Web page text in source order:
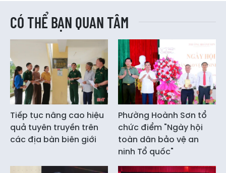
CÓ THỂ BẠN QUAN TÂM
Tiếp tục nâng cao hiệu
quả tuyên truyền trên
các địa bàn biên giới
Phường Hoành Sơn tổ
chức điểm "Ngày hội
toàn dân bảo vệ an
ninh Tổ quốc"